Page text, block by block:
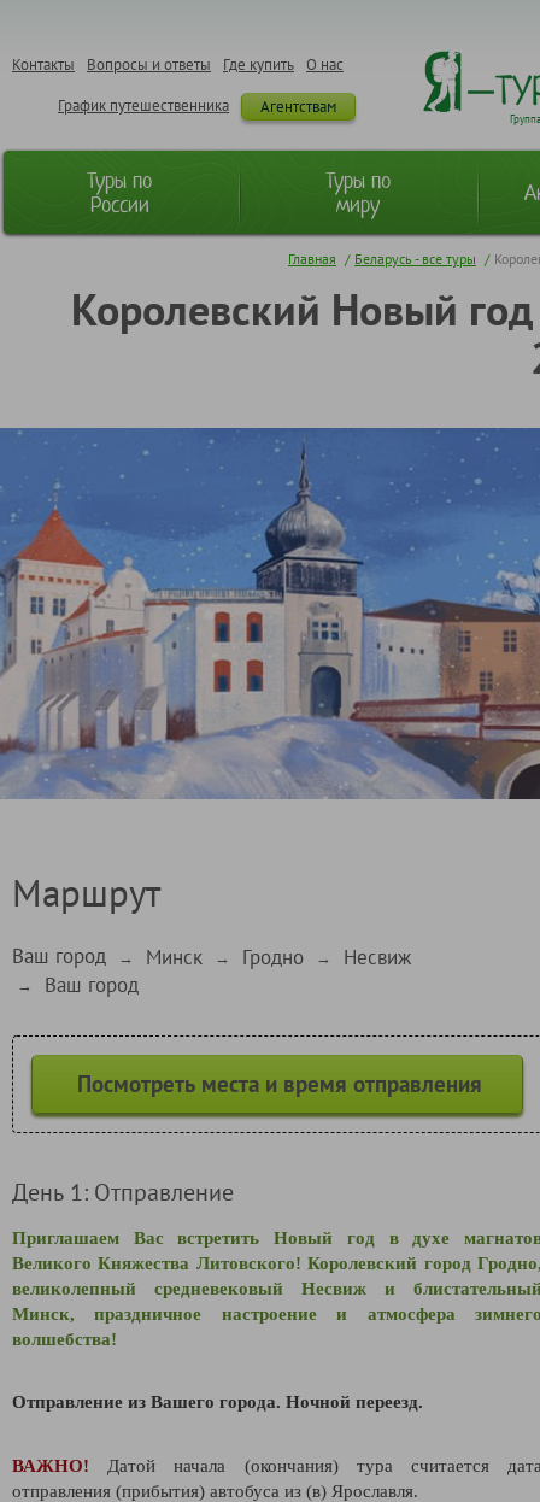
О нас
Где купить
Вопросы и ответы
Контакты
Агентствам
График путешественника
Туры по
России
Туры по
миру
Главная / Беларусь - все туры /
Королевский Новый
Маршрут
Ваш город → Минск → Гродно → Несвиж
→ Ваш город
Посмотреть места и время отправления
День 1: Отправление
Приглашаем Вас встретить Новый год в духе
Великого Княжества Литовского! Королевский город
великолепный средневековый Несвиж и
Минск, праздничное настроение и атмосфера
волшебства!
Отправление из Вашего города. Ночной переезд.
ВАЖНО!
Датой начала (окончания) тура считается
отправления (прибытия) автобуса из (в) Ярославля.